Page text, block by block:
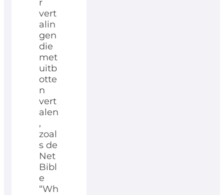
r
vert
alin
gen
die
met
uitb
otte
n
vert
alen
,
zoal
s de
Net
Bibl
e
“Wh